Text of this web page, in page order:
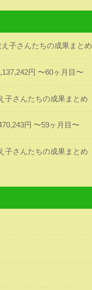
え子さんたちの成果まとめ
円 〜60ヶ月目〜
子さんたちの成果まとめ
円 〜59ヶ月目〜
子さんたちの成果まとめ